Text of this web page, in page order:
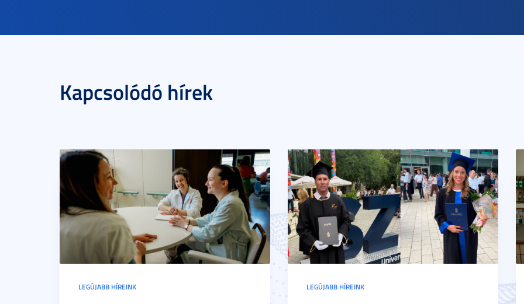
Kapcsolódó hírek
LEGÚJABB HÍREINK LEGÚJABB HÍREINK